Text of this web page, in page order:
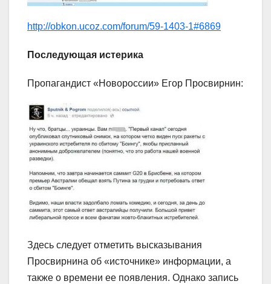
http://obkon.ucoz.com/forum/59-1403-1#6869
Последующая истерика
Пропагандист «Новороссии» Егор Просвирнин:
Здесь следует отметить высказывания
Просвирнина об «источнике» информации, а
также о времени ее появления. Однако запись